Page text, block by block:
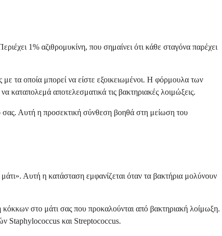
1% αζιθρομυκίνη, που σημαίνει ότι κάθε σταγόνα παρέχει
με τα οποία μπορεί να είστε εξοικειωμένοι. Η φόρμουλα των
καταπολεμά αποτελεσματικά τις βακτηριακές λοιμώξεις.
σας. Αυτή η προσεκτική σύνθεση βοηθά στη μείωση του
Αυτή η κατάσταση εμφανίζεται όταν τα βακτήρια μολύνουν
στο μάτι σας που προκαλούνται από βακτηριακή λοίμωξη.
Staphylococcus και Streptococcus.